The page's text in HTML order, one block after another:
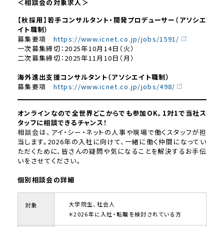
＜相談会の対象求人＞
【秋採用】若手コンサルタント・開発プロデューサー（アソシエ
イト職制）
募集要項 https://www.icnet.co.jp/jobs/1591/
一次募集締切：2025年10月14日（火）
二次募集締切：2025年11月10日（月）
海外進出支援コンサルタント（アソシエイト職制）
募集要項 https://www.icnet.co.jp/jobs/498/
オンラインなので全世界どこからでも参加OK。1対1で当社ス
タッフに相談できるチャンス！
相談会は、アイ・シー・ネットの人事や現場で働くスタッフが担
当します。2026年の入社に向けて、一緒に働く仲間になってい
ただくために、皆さんの疑問や気になることを解決するお手伝
いをさせてください。
個別相談会の詳細
対象
大学院生、社会人
＊2026年に入社・転職を検討されている方